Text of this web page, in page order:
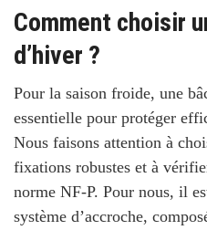
Comment choisir
d’hiver ?
Pour la saison froide, une
essentielle pour protéger
Nous faisons attention à
fixations robustes et à
norme NF-P. Pour nous, il
système d’accroche,